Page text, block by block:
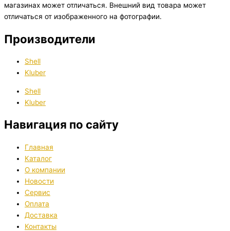
магазинах может отличаться. Внешний вид товара может
отличаться от изображенного на фотографии.
Производители
Shell
Kluber
Shell
Kluber
Навигация по сайту
Главная
Каталог
О компании
Новости
Сервис
Оплата
Доставка
Контакты